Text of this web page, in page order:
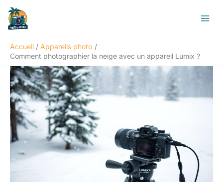
Aller
contenu
Accueil
Appareils photo
Comment photographier la neige avec un appareil Lumix ?
R
e
h
c
h
e
r